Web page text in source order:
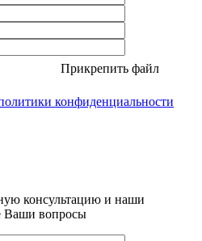
Прикрепить файл
конфиденциальности
консультацию и наши
Ваши вопросы